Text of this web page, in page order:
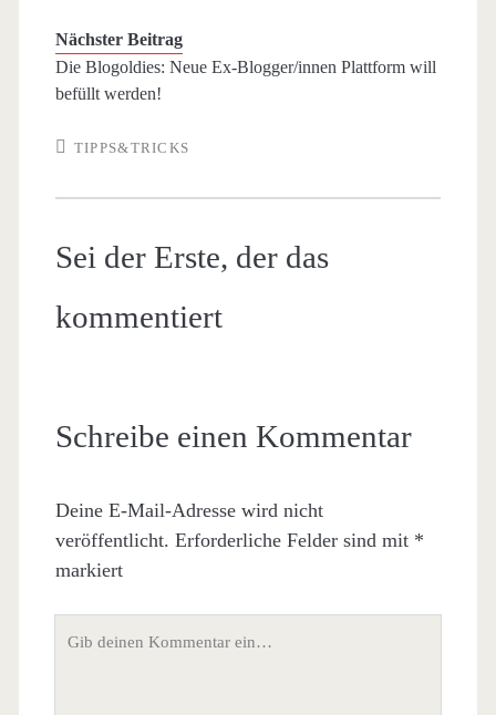
Nächster Beitrag
Die Blogoldies: Neue Ex-Blogger/innen Plattform will
befüllt werden!
TIPPS&TRICKS
Sei der Erste, der das
kommentiert
Schreibe einen Kommentar
Deine E-Mail-Adresse wird nicht
veröffentlicht. Erforderliche Felder sind mit *
markiert